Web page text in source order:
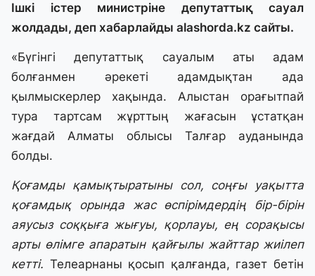
Ішкі істер министріне депутаттық сауал
жолдады, деп хабарлайды alashorda.kz сайты.
«Бүгінгі депутаттық сауалым аты адам
болғанмен әрекеті адамдықтан ада
қылмыскерлер хақында. Алыстан орағытпай
тура тартсам жұрттың жағасын ұстатқан
жағдай Алматы облысы Талғар ауданында
болды.
Қоғамды қамықтыратыны сол, соңғы уақытта
қоғамдық орында жас өспірімдердің бір-бірін
аяусыз соққыға жығуы, қорлауы, ең сорақысы
арты өлімге апаратын қайғылы жайттар жиілеп
кетті. Телеарнаны қосып қалғанда, газет бетін